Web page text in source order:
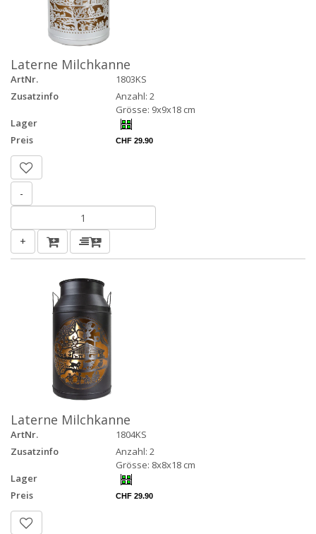
Laterne Milchkanne
ArtNr.
1803KS
Zusatzinfo
Anzahl: 2
Grösse: 9x9x18 cm
Lager
Preis
CHF 29.90
-
+
Laterne Milchkanne
ArtNr.
1804KS
Zusatzinfo
Anzahl: 2
Grösse: 8x8x18 cm
Lager
Preis
CHF 29.90